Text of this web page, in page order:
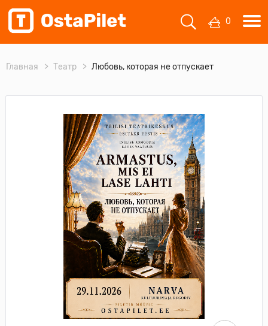
0
Главная Театр Любовь, которая не отпускает